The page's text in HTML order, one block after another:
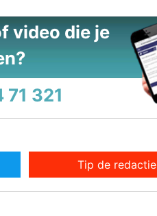
video die je
321
Tip de redactie